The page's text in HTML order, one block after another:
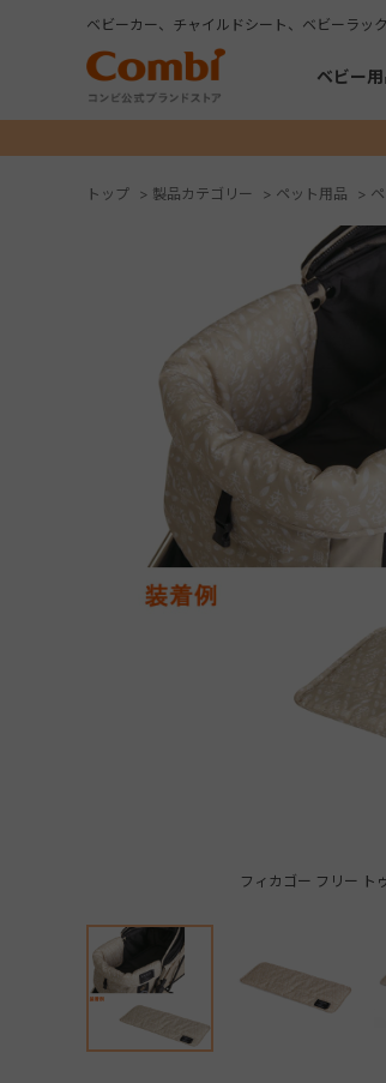
ベビーカー、チャイルドシート、ベビーラッ
ベビー
トップ > 製品カテゴリー > ペット用品 >
フィカゴー フリー